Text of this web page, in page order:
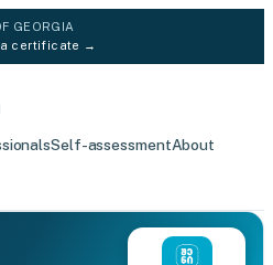
GEORGIA
certificate →
Self-assessmentAbout